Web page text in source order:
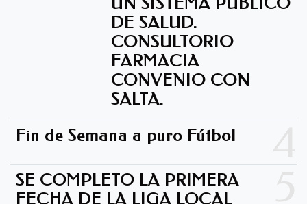
DE SALUD.
CONSULTORIO
FARMACIA
CONVENIO CON
SALTA.
Fin de Semana a puro Fútbol
SE COMPLETO LA PRIMERA
FECHA DE LA LIGA LOCAL